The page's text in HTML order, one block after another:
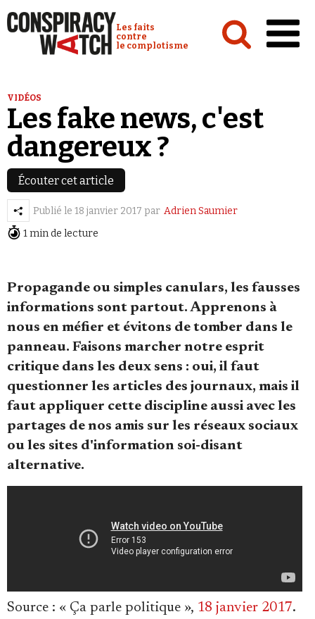
Conspiracy Watch :
Les faits
contre
le complotisme
Analyses
Conspipédia
Vidéos
Émissions
Faire un don
Demander à Vera
Se connecter
VIDÉOS
Les fake news, c'est
dangereux ?
Écouter cet article
Publié le 18 janvier 2017 par Adrien Saumier
1 min de lecture
Propagande ou simples canulars, les fausses
informations sont partout. Apprenons à
nous en méfier et évitons de tomber dans le
panneau. Faisons marcher notre esprit
critique dans les deux sens : oui, il faut
questionner les articles des journaux, mais il
faut appliquer cette discipline aussi avec les
partages de nos amis sur les réseaux sociaux
ou les sites d'information soi-disant
alternative.
Source : « Ça parle politique », 18 janvier 2017.